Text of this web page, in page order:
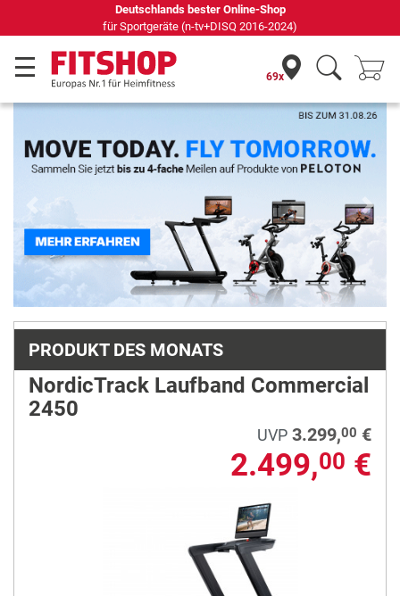
69 Fachmärkte vor Ort mit 75 eigenen Servicetechnikern
69x
Previous Next
PRODUKT DES MONATS
NordicTrack Laufband Commercial
2450
UVP 3.299,00 €
2.499,00 €